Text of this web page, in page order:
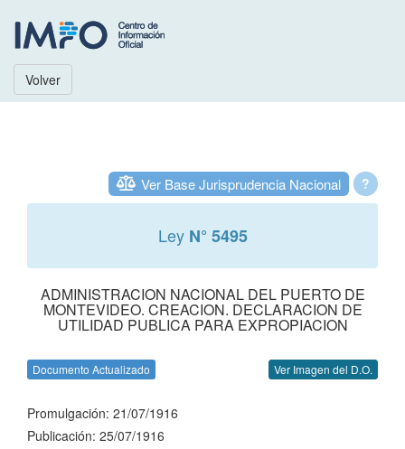
Volver
?
Ver Base Jurisprudencia Nacional
Ley N° 5495
ADMINISTRACION NACIONAL DEL PUERTO DE
MONTEVIDEO. CREACION. DECLARACION DE
UTILIDAD PUBLICA PARA EXPROPIACION
Documento Actualizado Ver Imagen del D.O.
Promulgación: 21/07/1916
Publicación: 25/07/1916